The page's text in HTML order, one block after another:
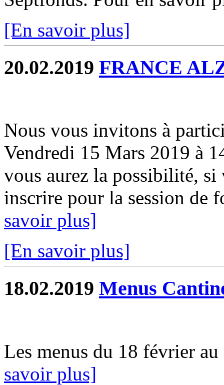
[En savoir plus]
20.02.2019 FRANCE
Nous vous invitons à
Vendredi 15 Mars 2019 à
vous aurez la possibilité, si
inscrire pour la session de
savoir plus]
[En savoir plus]
18.02.2019 Menus
Les menus du 18 février
savoir plus]